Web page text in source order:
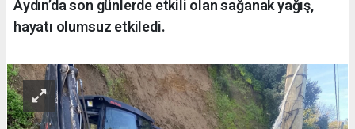
Aydın’da son günlerde etkili olan sağanak yağış,
hayatı olumsuz etkiledi.